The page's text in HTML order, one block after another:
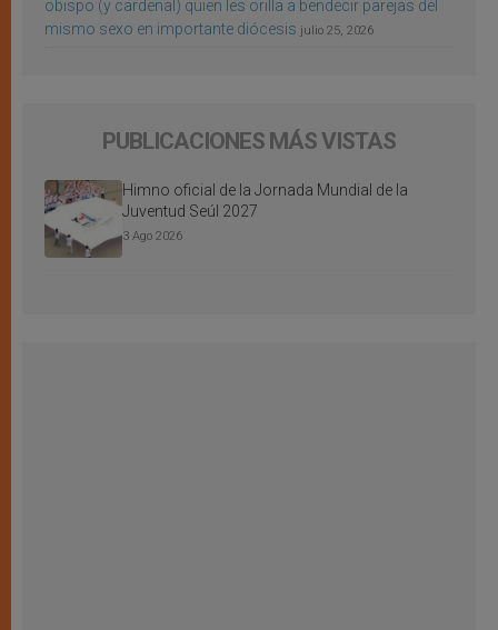
obispo (y cardenal) quien les orilla a bendecir parejas del
mismo sexo en importante diócesis julio 25, 2026
PUBLICACIONES MÁS VISTAS
Himno oficial de la Jornada Mundial de la
Juventud Seúl 2027
3 Ago 2026